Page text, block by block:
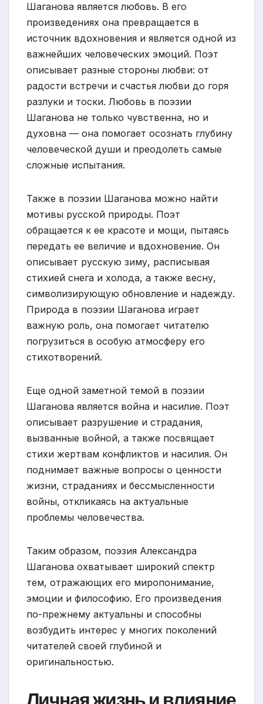
Шаганова является любовь. В его
произведениях она превращается в
источник вдохновения и является одной из
важнейших человеческих эмоций. Поэт
описывает разные стороны любви: от
радости встречи и счастья любви до горя
разлуки и тоски. Любовь в поэзии
Шаганова не только чувственна, но и
духовна — она помогает осознать глубину
человеческой души и преодолеть самые
сложные испытания.
Также в поэзии Шаганова можно найти
мотивы русской природы. Поэт
обращается к ее красоте и мощи, пытаясь
передать ее величие и вдохновение. Он
описывает русскую зиму, расписывая
стихией снега и холода, а также весну,
символизирующую обновление и надежду.
Природа в поэзии Шаганова играет
важную роль, она помогает читателю
погрузиться в особую атмосферу его
стихотворений.
Еще одной заметной темой в поэзии
Шаганова является война и насилие. Поэт
описывает разрушение и страдания,
вызванные войной, а также посвящает
стихи жертвам конфликтов и насилия. Он
поднимает важные вопросы о ценности
жизни, страданиях и бессмысленности
войны, откликаясь на актуальные
проблемы человечества.
Таким образом, поэзия Александра
Шаганова охватывает широкий спектр
тем, отражающих его миропонимание,
эмоции и философию. Его произведения
по-прежнему актуальны и способны
возбудить интерес у многих поколений
читателей своей глубиной и
оригинальностью.